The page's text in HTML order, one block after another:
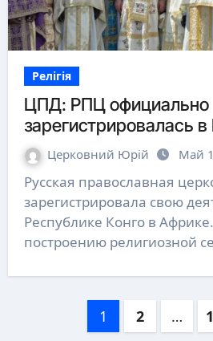
Релігія
ЦПД: РПЦ официально
зарегистрировалась в
Церковний Юрій Май
Русская православная церковь официально
зарегистрировала свою
Республике Конго в
построению религиозной
1 2 …